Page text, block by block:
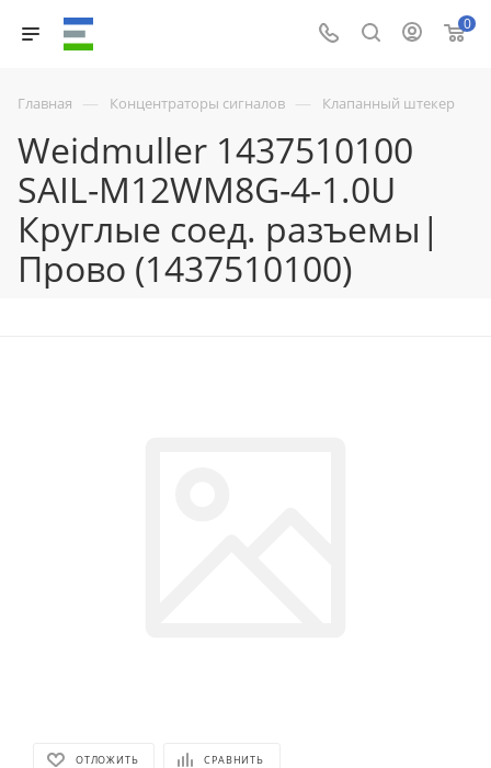
0
Главная — Концентраторы сигналов — Клапанный штекер
Weidmuller 1437510100
SAIL-M12WM8G-4-1.0U
Круглые соед. разъемы|
Прово (1437510100)
ОТЛОЖИТЬ СРАВНИТЬ